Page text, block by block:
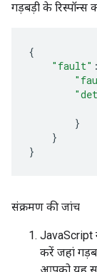
गड़बड़ी के रिस्पॉन्स
{
"fault" :
}
}
}
संक्रमण की जांच
JavaScript
करें जहां